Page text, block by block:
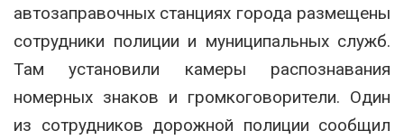
автозаправочных станциях города размещены
сотрудники полиции и муниципальных служб.
Там установили камеры распознавания
номерных знаков и громкоговорители. Один
из сотрудников дорожной полиции сообщил